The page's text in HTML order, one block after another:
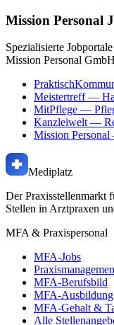
Mission Personal
Spezialisierte
Mission Personal
Meistertreff—
MitPflege —
Kanzleiwelt —
Mission Personal
Mediplatz
Der Praxisstellenmarkt
Stellen in Arztpraxen
MFA & Praxispersonal
MFA-Jobs
MFA-Berufsbild
MFA-Ausbildung
MFA-Gehalt &
Alle